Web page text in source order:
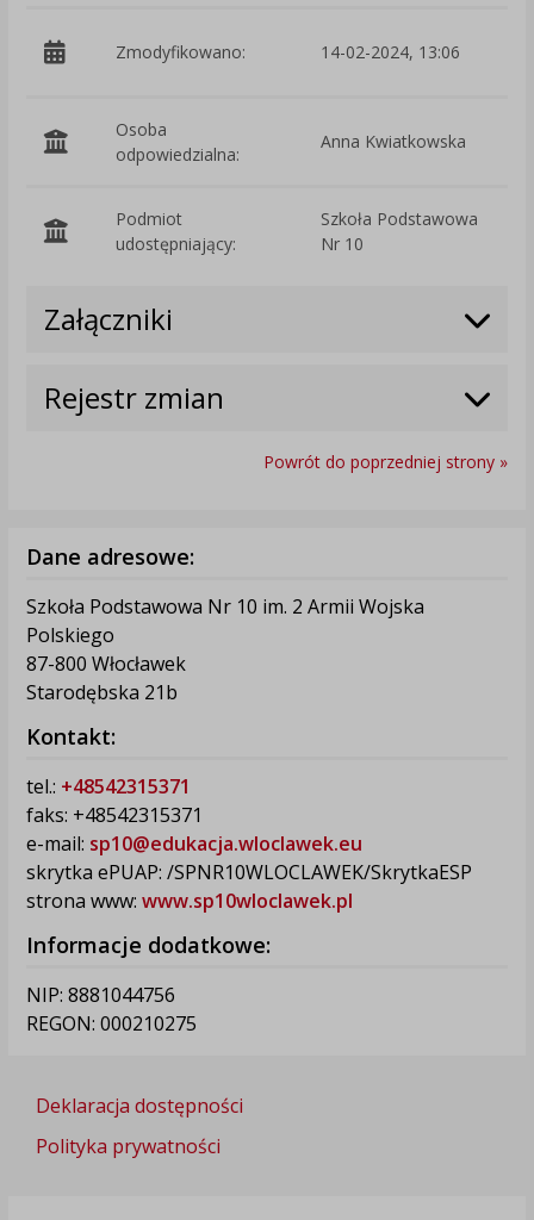
Zmodyfikowano: 14-02-2024, 13:06
Osoba
odpowiedzialna:
Anna Kwiatkowska
Podmiot
udostępniający:
Szkoła Podstawowa
Nr 10
Załączniki
Rejestr zmian
Powrót do poprzedniej strony »
Dane adresowe:
Szkoła Podstawowa Nr 10 im. 2 Armii Wojska
Polskiego
87-800 Włocławek
Starodębska 21b
Kontakt:
tel.: +48542315371
faks: +48542315371
e-mail: sp10@edukacja.wloclawek.eu
skrytka ePUAP: /SPNR10WLOCLAWEK/SkrytkaESP
strona www: www.sp10wloclawek.pl
Informacje dodatkowe:
NIP: 8881044756
REGON: 000210275
Deklaracja dostępności
Polityka prywatności